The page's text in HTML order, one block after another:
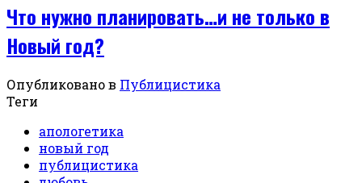
Что нужно планировать…и не только в
Новый год?
Опубликовано в Публицистика
Теги
апологетика
новый год
публицистика